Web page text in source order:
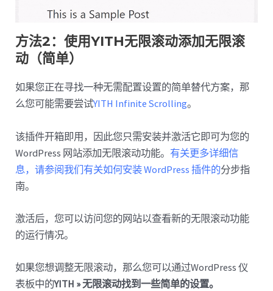
方法2：使用YITH无限滚动添加无限滚
动（简单）
如果您正在寻找一种无需配置设置的简单替代方案，那
么您可能需要尝试YITH Infinite Scrolling。
该插件开箱即用，因此您只需安装并激活它即可为您的
WordPress 网站添加无限滚动功能。 有关更多详细信
息，请参阅我们有关如何安装 WordPress 插件的分步指
南。
激活后，您可以访问您的网站以查看新的无限滚动功能
的运行情况。
如果您想调整无限滚动，那么您可以通过WordPress 仪
表板中的YITH » 无限滚动找到一些简单的设置。